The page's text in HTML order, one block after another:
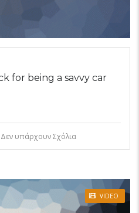
for being a savvy car
Δεν υπάρχουν Σχόλια
VIDEO